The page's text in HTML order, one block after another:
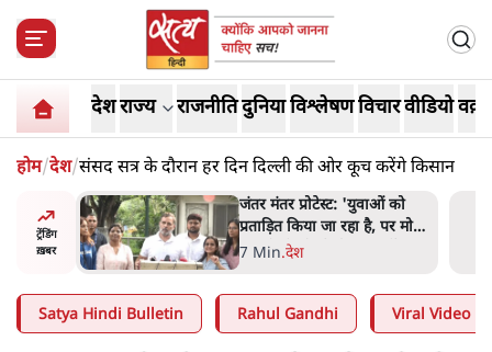
देशराज्य राजनीतिदुनियाविश्लेषणविचारवीडियो
होम/देश/संसद सत्र के दौरान हर दिन दिल्ली की ओर कूच करेंगे किसान
ट्रेंडिंग
ख़बर
पर मोदी-
पेंटर प्रशांत की दर्दनाक दास्तान-
जंतर मंतर पर पैलेट गन से 5 नहीं,
6 लोग घायल हुए
6 Min.देश
Satya Hindi Bulletin Rahul Gandhi Viral Video